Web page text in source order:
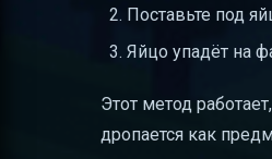
Поставьте под
Яйцо упадёт на
Этот метод
дропается как